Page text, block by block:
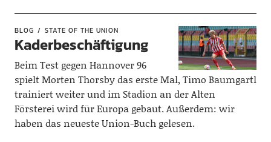
BLOG STATE OF THE UNION
Kaderbeschäftigung
Beim Test gegen Hannover 96
spielt Morten Thorsby das erste Mal, Timo Baumgartl
trainiert weiter und im Stadion an der Alten
Försterei wird für Europa gebaut. Außerdem: wir
haben das neueste Union-Buch gelesen.